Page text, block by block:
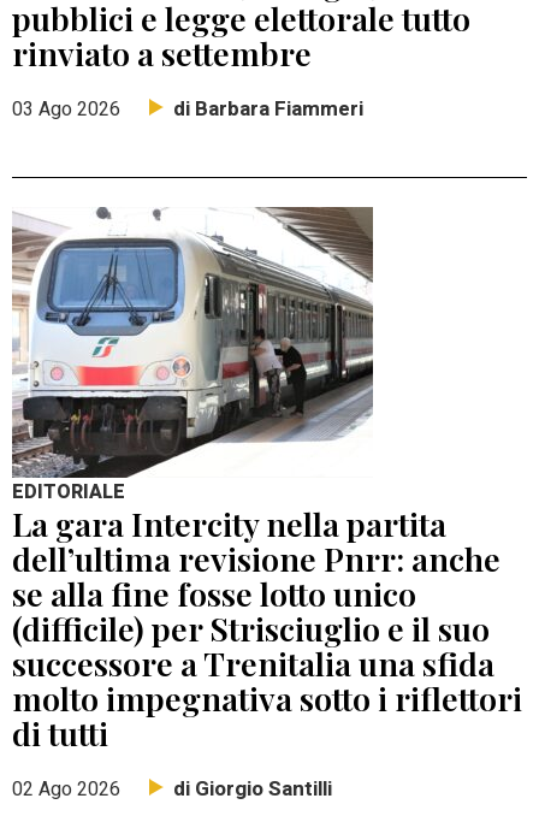
pubblici e legge elettorale tutto
rinviato a settembre
03 Ago 2026 di Barbara Fiammeri
EDITORIALE
La gara Intercity nella partita
dell’ultima revisione Pnrr: anche
se alla fine fosse lotto unico
(difficile) per Strisciuglio e il suo
successore a Trenitalia una sfida
molto impegnativa sotto i riflettori
di tutti
02 Ago 2026 di Giorgio Santilli